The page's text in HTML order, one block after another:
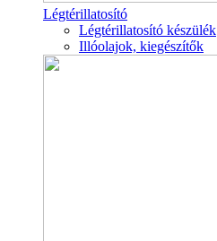
Légtérillatosító
Légtérillatosító készülék
Illóolajok, kiegészítők